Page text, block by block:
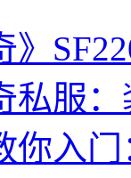
》
私服
你入